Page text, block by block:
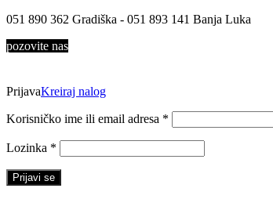
051 890 362 Gradiška - 051 893 141 Banja Luka
pozovite nas
PrijavaKreiraj nalog
Korisničko ime ili email adresa *
Lozinka *
Prijavi se